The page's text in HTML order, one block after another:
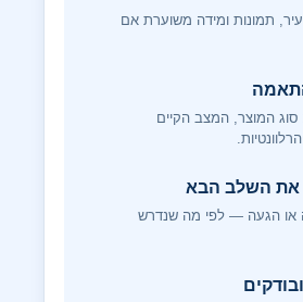
תמונות ומידה משוערת אם
המוצר, המצב הקיים
את השלב הבא
או הגעה — לפי מה שנדרש